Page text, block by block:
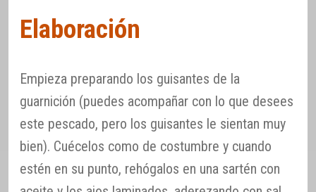
Elaboración
Empieza preparando los guisantes de la
guarnición (puedes acompañar con lo que desees
este pescado, pero los guisantes le sientan muy
bien). Cuécelos como de costumbre y cuando
estén en su punto, rehógalos en una sartén con